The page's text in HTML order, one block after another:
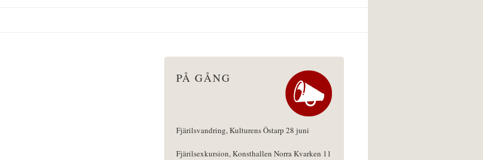
PÅ GÅNG
Fjärilsvandring, Kulturens Östarp 28 juni
Fjärilsexkursion, Konsthallen Norra Kvarken 11